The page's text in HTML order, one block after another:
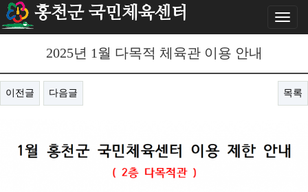
Toggle
홍천군 국민체육센터
2025년 1월 다목적 체육관 이용 안내
이전글 다음글 목록